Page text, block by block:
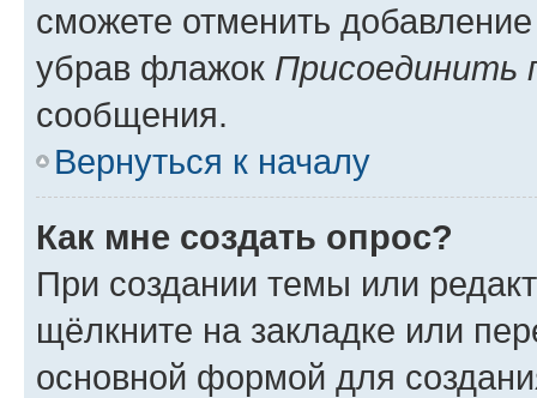
сможете отменить
убрав флажок Присоединить
сообщения.
Вернуться к началу
Как мне создать опрос?
При создании темы или
щёлкните на закладке или
основной формой для